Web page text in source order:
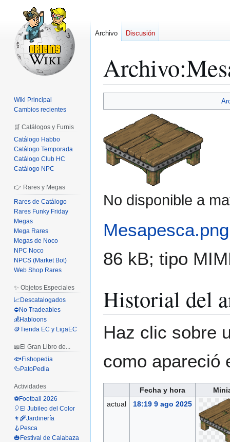
Archivo:
a
navegación
a
búsqueda
No disponible a
Mesapesca.png
86 kB; tipo
Historial del
Haz clic sobre
como apareció
Fecha y hora
actual
18:19 9 ago 2025
Archivo Discusión
Wiki Principal
Cambios recientes
🛒 Catálogos y Furnis
Catálogo Habbo
Catálogo Temporada
Catálogo Club HC
Catálogo NPC
👉 Rares y Megas
Rares de Catálogo
Rares Funky Friday
Megas
Mega Rares
Megas de Noco
NPC Noco
NPCS (Market Bot)
Web Shop Rares
✨ Objetos Especiales
📈Descatalogados
⛔No Tradeables
💰Habloons
🪙Tienda EC y LigaEC
📖El Gran Libro de...
🐟Fishopedia
🦆PatoPedia
Actividades
⚽Football 2026
🎈El Jubileo del Color
👨‍🌾Jardinería
🪝Pesca
🎃Festival de Calabaza